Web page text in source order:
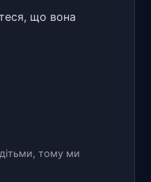
що вона
дітьми, тому ми